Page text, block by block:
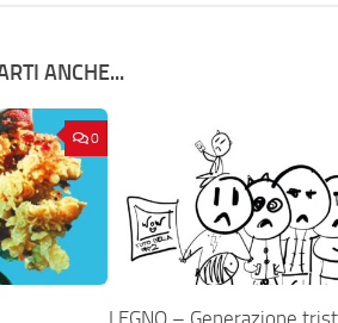
ANCHE...
0
LEGNO – Generazione